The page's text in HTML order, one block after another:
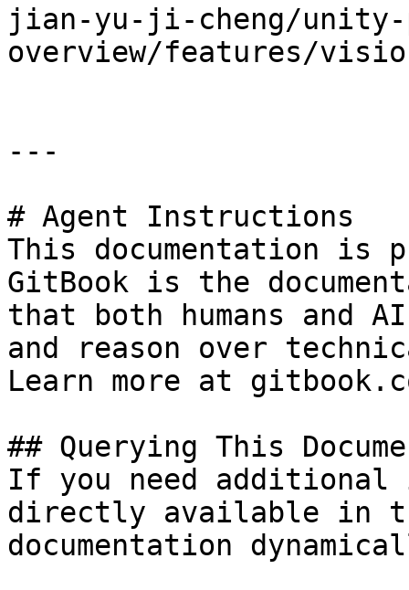
jian-yu-ji-cheng/
overview/features/
---
# Agent Instructions
This documentation is
GitBook is the
that both humans and
and reason over
Learn more at
## Querying This
If you need
directly available in
documentation